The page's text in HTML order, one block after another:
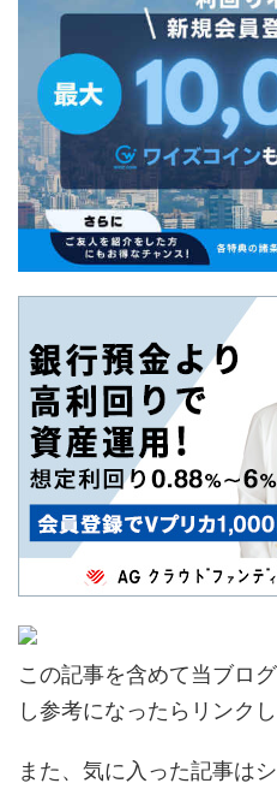
この記事を含めて当ブロ
し参考になったらリンク
また、気に入った記事は